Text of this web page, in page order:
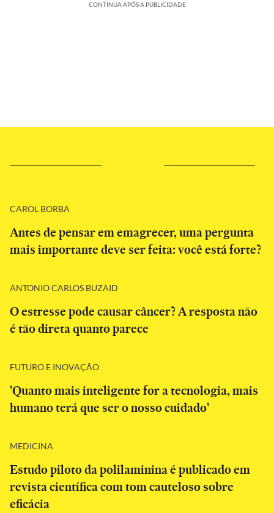
CONTINUA APÓS A PUBLICIDADE
CAROL BORBA
Antes de pensar em emagrecer, uma pergunta
mais importante deve ser feita: você está forte?
ANTONIO CARLOS BUZAID
O estresse pode causar câncer? A resposta não
é tão direta quanto parece
FUTURO E INOVAÇÃO
'Quanto mais inteligente for a tecnologia, mais
humano terá que ser o nosso cuidado'
MEDICINA
Estudo piloto da polilaminina é publicado em
revista científica com tom cauteloso sobre
eficácia